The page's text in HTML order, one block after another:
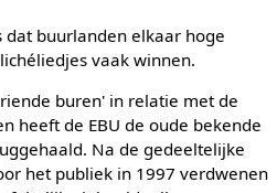
buurlanden elkaar hoge
vaak winnen.
buren' in relatie met de
heeft de EBU de oude bekende
Na de gedeeltelijke
het publiek in 1997 verdwenen